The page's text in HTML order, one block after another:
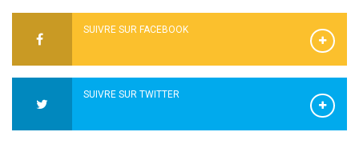
SUIVRE SUR FACEBOOK
SUIVRE SUR TWITTER